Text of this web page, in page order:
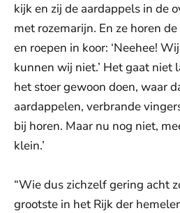
kijk en zij de aardappels in de
met rozemarijn. En ze horen
en roepen in koor: ‘Neehee!
kunnen wij niet.’ Het gaat niet
het stoer gewoon doen, waar
aardappelen, verbrande
bij horen. Maar nu nog niet,
klein.’
“Wie dus zichzelf gering acht
grootste in het Rijk der